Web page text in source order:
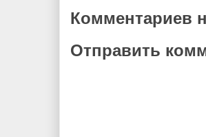
Комментариев
Отправить